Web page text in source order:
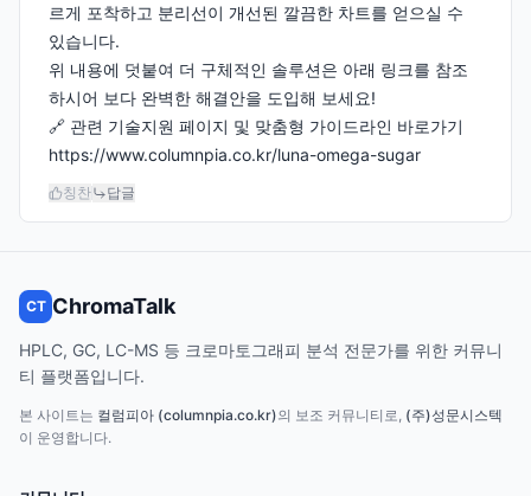
르게 포착하고 분리선이 개선된 깔끔한 차트를 얻으실 수
있습니다.
위 내용에 덧붙여 더 구체적인 솔루션은 아래 링크를 참조
하시어 보다 완벽한 해결안을 도입해 보세요!
🔗 관련 기술지원 페이지 및 맞춤형 가이드라인 바로가기
https://www.columnpia.co.kr/luna-omega-sugar
칭찬 답글
CT ChromaTalk
HPLC, GC, LC-MS 등 크로마토그래피 분석 전문가를 위한 커뮤니
티 플랫폼입니다.
본 사이트는 컬럼피아 (columnpia.co.kr)의 보조 커뮤니티로, (주)성문시스텍
이 운영합니다.